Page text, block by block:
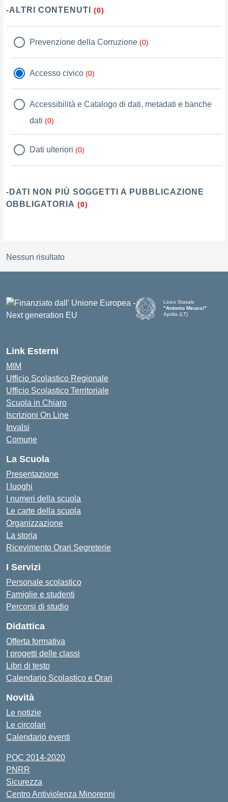
-ALTRI CONTENUTI (0)
Prevenzione della Corruzione (0)
Accesso civico (0)
Accessibilità e Catalogo di dati, metadati e banche
dati (0)
Dati ulteriori (0)
-DATI NON PIÙ SOGGETTI A PUBBLICAZIONE
OBBLIGATORIA (0)
Nessun risultato
Liceo Statale
"Antonio Meucci"
Aprilia (LT)
Link Esterni
MIM
Ufficio Scolastico Regionale
Ufficio Scolastico Territoriale
Scuola in Chiaro
Iscrizioni On Line
Invalsi
Comune
La Scuola
Presentazione
I luoghi
I numeri della scuola
Le carte della scuola
Organizzazione
La storia
Ricevimento Orari Segreterie
I Servizi
Personale scolastico
Famiglie e studenti
Percorsi di studio
Didattica
Offerta formativa
I progetti delle classi
Libri di testo
Calendario Scolastico e Orari
Novità
Le notizie
Le circolari
Calendario eventi
POC 2014-2020
PNRR
Sicurezza
Centro Antiviolenza Minorenni